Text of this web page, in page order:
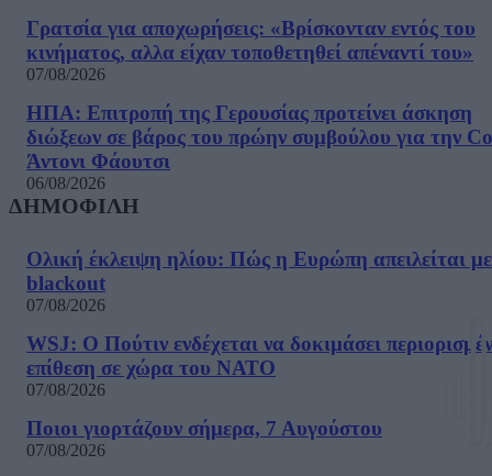
Γρατσία για αποχωρήσεις: «Bρίσκονταν εντός του
κινήματος, αλλα είχαν τοποθετηθεί απέναντί του»
07/08/2026
ΗΠΑ: Επιτροπή της Γερουσίας προτείνει άσκηση
διώξεων σε βάρος του πρώην συμβούλου για την
Άντονι Φάουτσι
06/08/2026
ΔΗΜΟΦΙΛΗ
Ολική έκλειψη ηλίου: Πώς η Ευρώπη απειλείται με
blackout
07/08/2026
WSJ: Ο Πούτιν ενδέχεται να δοκιμάσει
επίθεση σε χώρα του ΝΑΤΟ
07/08/2026
Ποιοι γιορτάζουν σήμερα, 7 Αυγούστου
07/08/2026